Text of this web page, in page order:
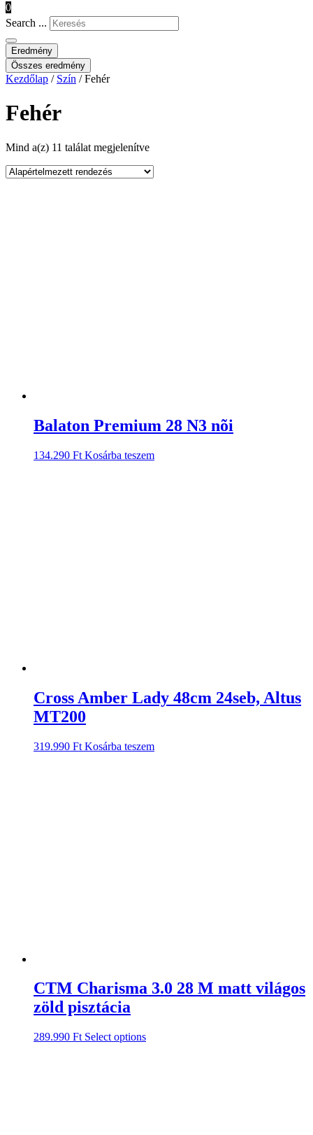
0
Search ...
Eredmény
Összes eredmény
Kezdőlap / Szín / Fehér
Fehér
Mind a(z) 11 találat megjelenítve
Balaton Premium 28 N3 nõi
134.290 Ft Kosárba teszem
Cross Amber Lady 48cm 24seb, Altus
MT200
319.990 Ft Kosárba teszem
CTM Charisma 3.0 28 M matt világos
zöld pisztácia
289.990 Ft Select options